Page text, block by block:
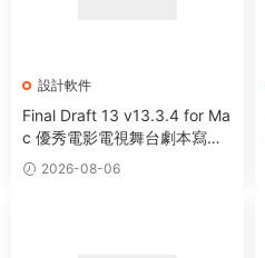
設計軟件
Final Draft 13 v13.3.4 for Ma
c 優秀電影電視舞台劇本寫作
軟件2026-08-06